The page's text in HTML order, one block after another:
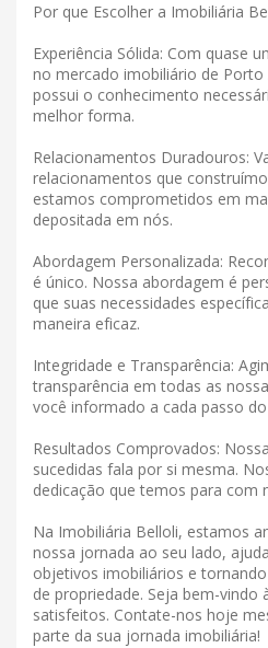
Por que Escolher a Imobiliária
Experiência Sólida: Com quase
no mercado imobiliário de Porto
possui o conhecimento
melhor forma.
Relacionamentos Duradouros:
relacionamentos que
estamos comprometidos em
depositada em nós.
Abordagem Personalizada:
é único. Nossa abordagem é
que suas necessidades
maneira eficaz.
Integridade e Transparência:
transparência em todas as
você informado a cada passo
Resultados Comprovados:
sucedidas fala por si mesma.
dedicação que temos para com
Na Imobiliária Belloli, estamos
nossa jornada ao seu lado,
objetivos imobiliários e
de propriedade. Seja bem-vindo
satisfeitos. Contate-nos hoje
parte da sua jornada imobiliária!